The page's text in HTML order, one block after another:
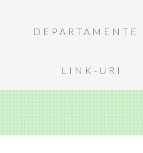
DEPARTAMENTE
LINK-URI